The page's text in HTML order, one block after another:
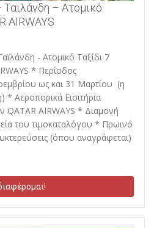
– Ατομικό
AIRWAYS
- Ατομικό Ταξίδι 7
* Περίοδος
ως και 31 Μαρτίου (η
* Αεροπορικά Εισιτήρια
QATAR AIRWAYS * Διαμονή
του τιμοκαταλόγου * Πρωινό
(όπου αναγράφεται)